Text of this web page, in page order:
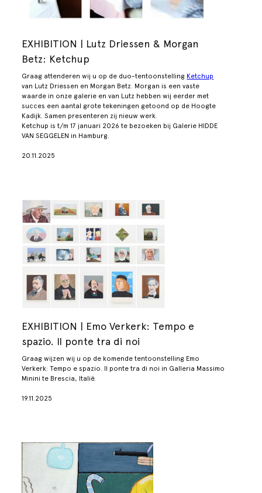
EXHIBITION | Lutz Driessen & Morgan
Betz: Ketchup
Graag attenderen wij u op de duo-tentoonstelling Ketchup
van Lutz Driessen en Morgan Betz. Morgan is een vaste
waarde in onze galerie en van Lutz hebben wij eerder met
succes een aantal grote tekeningen getoond op de Hoogte
Kadijk. Samen presenteren zij nieuw werk.
Ketchup is t/m 17 januari 2026 te bezoeken bij Galerie HIDDE
VAN SEGGELEN in Hamburg.
20.11.2025
EXHIBITION | Emo Verkerk: Tempo e
spazio. Il ponte tra di noi
Graag wijzen wij u op de komende tentoonstelling Emo
Verkerk: Tempo e spazio. Il ponte tra di noi in Galleria Massimo
Minini te Brescia, Italië.
19.11.2025